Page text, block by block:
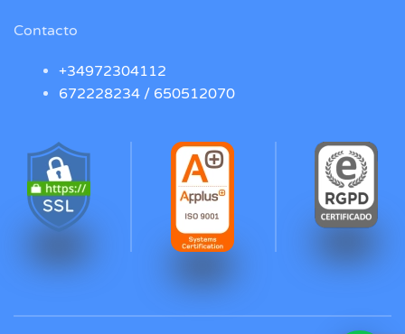
Contacto
+34972304112
672228234 / 650512070